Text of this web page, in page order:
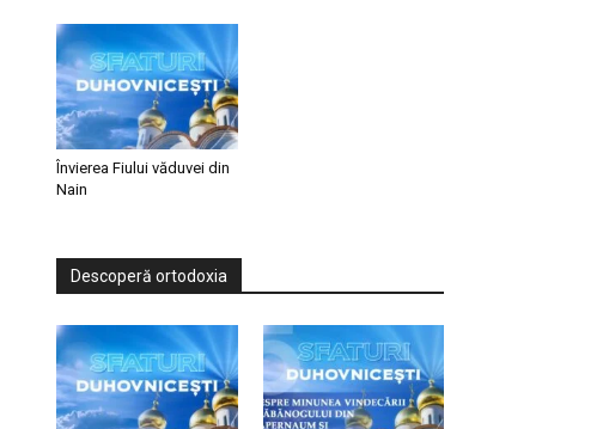
Învierea Fiului văduvei din
Nain
Descoperă ortodoxia